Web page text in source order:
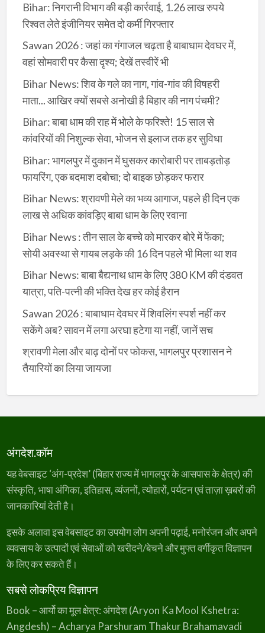
Bihar: निगरानी विभाग की बड़ी कार्रवाई, 1.26 लाख रुपये
रिश्वत लेते इंजीनियर समेत दो कर्मी गिरफ्तार
Sawan 2026 : जहां का गंगाजल चढ़ता है बाबाधाम देवघर में,
वहां सोमवारी पर कैसा दृश्य; देखें तस्वीरें भी
Bihar News: शिव के गले का नाग, गांव-गांव की विषहरी
माता... आखिर क्यों सबसे अनोखी है बिहार की नाग पंचमी?
Bihar: बाबा धाम की राह में भोले के फरिश्ते! 15 साल से
कांवरियों की निशुल्क सेवा, भोजन से इलाज तक हर सुविधा
Bihar: भागलपुर में दुकान में घुसकर कारोबारी पर ताबड़तोड़
फायरिंग, एक बदमाश दबोचा; दो बाइक छोड़कर फरार
Bihar News: श्रावणी मेले का भव्य आगाज, पहले ही दिन एक
लाख से अधिक कांवड़िए बाबा धाम के लिए रवाना
Bihar News : तीन साल के बच्चे को मारकर बोरे में फेंका;
सोयी अवस्था से गायब लड़के की 16 दिन पहले भी मिला था शव
Bihar News: बाबा बैद्यनाथ धाम के लिए 380 KM की दंडवत
यात्रा, पति-पत्नी की भक्ति देख हर कोई हैरान
Sawan 2026 : बाबाधाम देवघर में शिवलिंग स्पर्श नहीं कर
सकेंगे अब? सावन में लगा अरघा हटेगा या नहीं, जानें सच
श्रावणी मेला और बाढ़ दोनों पर फोकस, भागलपुर प्रशासन ने
तैयारियों का लिया जायजा
अंगदेश.कॉम
यह वेबसाइट ‘अंग-प्रदेश’ (बिहार राज्य में भागलपुर के आसपास के क्षेत्र) की
संस्कृति, भाषा अंगिका, इतिहास, व्यंजनों, त्योहारों, पर्यटन एवं ताज़ा ख़बरों की
जानकारियां देती है।
इसके अलावा इस वेबसाइट का उपयोग लोग अपनी पढ़ाई, मनोरंजन और अपने
व्यवसाय के उत्पादों एवं सेवाओं को खरीदने/बेचने और मुफ्त वर्गीकृत विज्ञापन
के लिए कर सकते हैं।
सबसे लोकप्रिय विज्ञापन
Book – आर्यो का मूल क्षेत्र: अंगदेश (Aryon Ka Mool Kshetra:
Angdesh) – Acharya Parshuram Thakur Brahamavadi